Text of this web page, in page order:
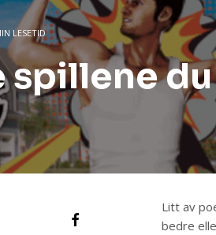
LESETID
spillene
Litt av
bedre